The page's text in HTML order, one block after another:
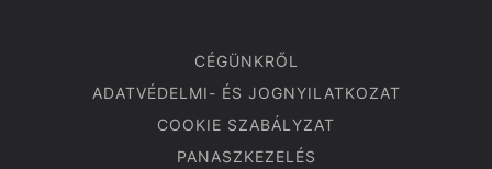
CÉGÜNKRŐL
ADATVÉDELMI- ÉS JOGNYILATKOZAT
COOKIE SZABÁLYZAT
PANASZKEZELÉS